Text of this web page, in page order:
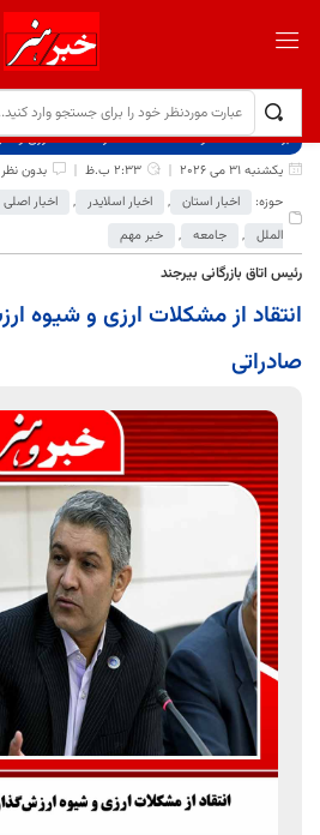
برگ نخست نوشته‌ها
انتقاد از مشکلات ارزی و
یکشنبه 31 می 2026
2:33 ب.ظ بدون نظر
حوزه:
اخبار استان , اخبار اسلایدر , اخبار اصلی
الملل , جامعه , خبر مهم
رئیس اتاق بازرگانی بیرجند
انتقاد از مشکلات ارزی و شیوه
صادراتی